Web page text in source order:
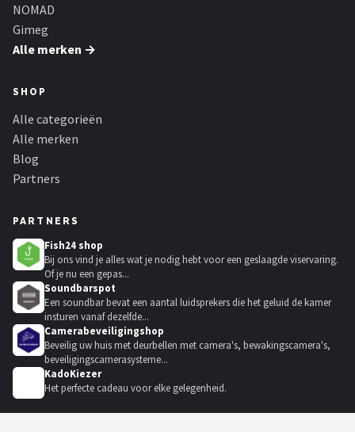
NOMAD
Gimeg
Alle merken →
SHOP
Alle categorieën
Alle merken
Blog
Partners
PARTNERS
Fish24 shop
Bij ons vind je alles wat je nodig hebt voor een geslaagde viservaring.
Of je nu een gepas...
Soundbarspot
Een soundbar bevat een aantal luidsprekers die het geluid de kamer
insturen vanaf dezelfde...
Camerabeveiligingshop
Beveilig uw huis met deurbellen met camera's, bewakingscamera's,
beveiligingscamerasysteme...
KadoKiezer
Het perfecte cadeau voor elke gelegenheid.